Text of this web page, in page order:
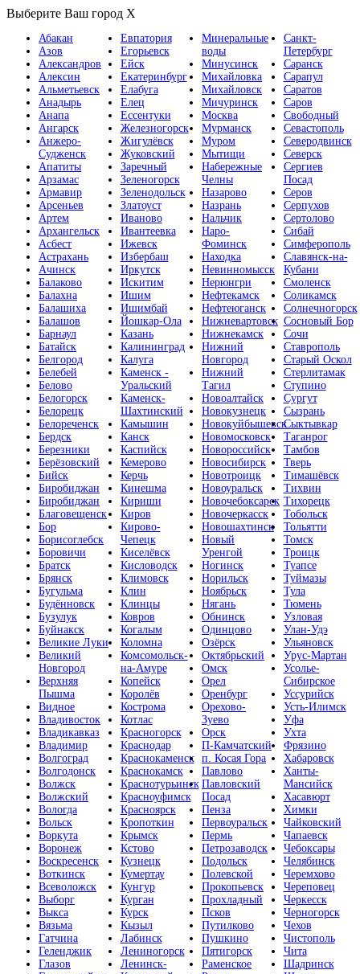
Выберите Ваш город X
Абакан
Азов
Александров
Алексин
Альметьевск
Анадырь
Анапа
Ангарск
Анжеро-
Судженск
Апатиты
Арзамас
Армавир
Арсеньев
Артем
Архангельск
Асбест
Астрахань
Ачинск
Балаково
Балахна
Балашиха
Балашов
Барнаул
Батайск
Белгород
Белебей
Белово
Белогорск
Белорецк
Белореченск
Бердск
Березники
Берёзовский
Бийск
Биробиджан
Биробиджан
Благовещенск
Бор
Борисоглебск
Боровичи
Братск
Брянск
Бугульма
Будённовск
Бузулук
Буйнакск
Великие Луки
Великий
Новгород
Верхняя
Пышма
Видное
Владивосток
Владикавказ
Владимир
Волгоград
Волгодонск
Волжск
Волжский
Вологда
Вольск
Воркута
Воронеж
Воскресенск
Воткинск
Всеволожск
Выборг
Выкса
Вязьма
Гатчина
Геленджик
Глазов
Евпатория
Егорьевск
Ейск
Екатеринбург
Елабуга
Елец
Ессентуки
Железногорск
Жигулёвск
Жуковский
Заречный
Зеленогорск
Зеленодольск
Златоуст
Иваново
Ивантеевка
Ижевск
Избербаш
Иркутск
Искитим
Ишим
Ишимбай
Йошкар-Ола
Казань
Калининград
Калуга
Каменск -
Уральский
Каменск-
Шахтинский
Камышин
Канск
Каспийск
Кемерово
Керчь
Кинешма
Кириши
Киров
Кирово-
Чепецк
Киселёвск
Кисловодск
Климовск
Клин
Клинцы
Ковров
Когалым
Коломна
Комсомольск-
на-Амуре
Копейск
Королёв
Кострома
Котлас
Красногорск
Краснодар
Краснокаменск
Краснокамск
Краснотурьинск
Красноуфимск
Красноярск
Кропоткин
Крымск
Кстово
Кузнецк
Кумертау
Кунгур
Курган
Курск
Кызыл
Лабинск
Лениногорск
Ленинск-
Минеральные
воды
Минусинск
Михайловка
Михайловск
Мичуринск
Москва
Мурманск
Муром
Мытищи
Набережные
Челны
Назарово
Назрань
Нальчик
Наро-
Фоминск
Находка
Невинномысск
Нерюнгри
Нефтекамск
Нефтеюганск
Нижневартовск
Нижнекамск
Нижний
Новгород
Нижний
Тагил
Новоалтайск
Новокузнецк
Новокуйбышевск
Новомосковск
Новороссийск
Новосибирск
Новотроицк
Новоуральск
Новочебоксарск
Новочеркасск
Новошахтинск
Новый
Уренгой
Ногинск
Норильск
Ноябрьск
Нягань
Обнинск
Одинцово
Озёрск
Октябрьский
Омск
Орел
Оренбург
Орехово-
Зуево
Орск
П-Камчатский
п. Косая Гора
Павлово
Павловский
Посад
Пенза
Первоуральск
Пермь
Петрозаводск
Подольск
Полевской
Прокопьевск
Прохладный
Псков
Путилково
Пушкино
Пятигорск
Раменское
Санкт-
Петербург
Саранск
Сарапул
Саратов
Саров
Свободный
Севастополь
Северодвинск
Северск
Сергиев
Посад
Серов
Серпухов
Сертолово
Сибай
Симферополь
Славянск-на-
Кубани
Смоленск
Соликамск
Солнечногорск
Сосновый Бор
Сочи
Ставрополь
Старый Оскол
Стерлитамак
Ступино
Сургут
Сызрань
Сыктывкар
Таганрог
Тамбов
Тверь
Тимашёвск
Тихвин
Тихорецк
Тобольск
Тольятти
Томск
Троицк
Туапсе
Туймазы
Тула
Тюмень
Узловая
Улан-Удэ
Ульяновск
Урус-Мартан
Усолье-
Сибирское
Уссурийск
Усть-Илимск
Уфа
Ухта
Фрязино
Хабаровск
Ханты-
Мансийск
Хасавюрт
Химки
Чайковский
Чапаевск
Чебоксары
Челябинск
Черемхово
Череповец
Черкесск
Черногорск
Чехов
Чистополь
Чита
Шадринск